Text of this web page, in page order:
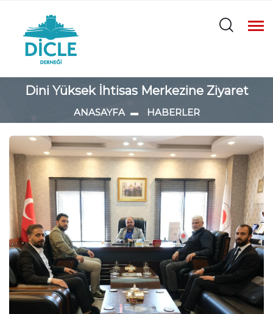
Dini Yüksek İhtisas Merkezine Ziyaret
ANASAYFA HABERLER